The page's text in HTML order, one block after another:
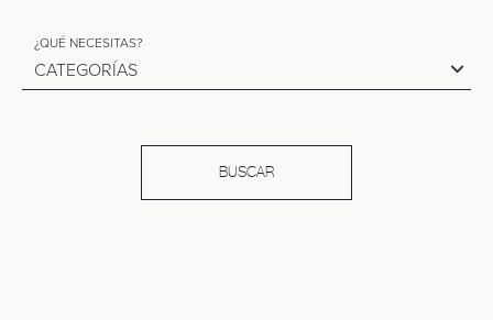
¿QUÉ NECESITAS?
CATEGORÍAS
BUSCAR